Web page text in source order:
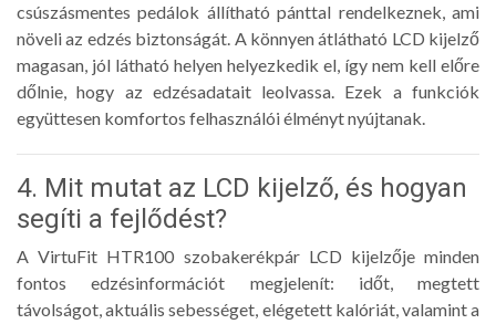
csúszásmentes pedálok állítható pánttal rendelkeznek, ami
növeli az edzés biztonságát. A könnyen átlátható LCD kijelző
magasan, jól látható helyen helyezkedik el, így nem kell előre
dőlnie, hogy az edzésadatait leolvassa. Ezek a funkciók
együttesen komfortos felhasználói élményt nyújtanak.
4. Mit mutat az LCD kijelző, és hogyan
segíti a fejlődést?
A VirtuFit HTR100 szobakerékpár LCD kijelzője minden
fontos edzésinformációt megjelenít: időt, megtett
távolságot, aktuális sebességet, elégetett kalóriát, valamint a